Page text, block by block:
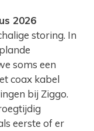
2026
storing. In
soms een
coax kabel
bij Ziggo.
eerste of er